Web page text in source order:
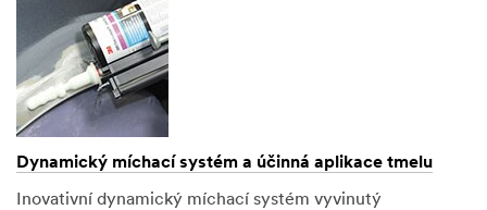
Dynamický míchací systém a účinná aplikace tmelu
Inovativní dynamický míchací systém vyvinutý